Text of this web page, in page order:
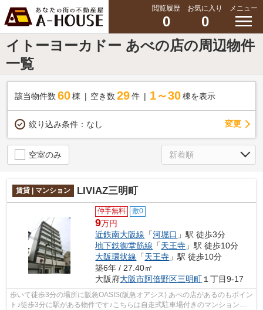
閲覧履歴
0
お気に入り
0
メニュー
イトーヨーカドー あべの店の周辺物件
一覧
該当物件数 60棟 空き数 29 件 1～30 棟を表示
絞り込み条件： なし 変更
空室のみ
賃貸 | マンション LIVIAZ三明町
仲手無料 敷0
9万円
近鉄南大阪線 「河堀口 」駅 徒歩3分
地下鉄御堂筋線 「天王寺 」駅 徒歩10分
大阪環状線 「天王寺 」駅 徒歩10分
築6年 / 27.40㎡
大阪府大阪市阿倍野区三明町 １丁目9-17
歩いて徒歩3分の場所に阪急OASIS(阪急オアシス) あべの店があるのもポイン
ト♪徒歩3分に駅がある物件です♪こちらは自走式駐車場付きのマンションで